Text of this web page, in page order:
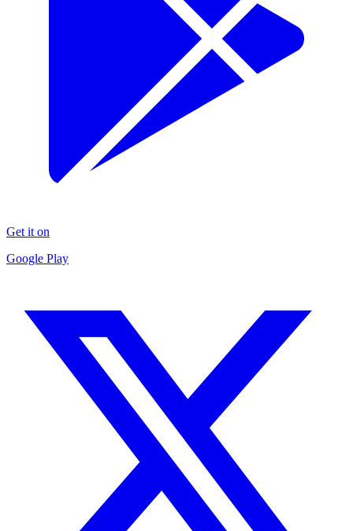
Get it on
Google Play